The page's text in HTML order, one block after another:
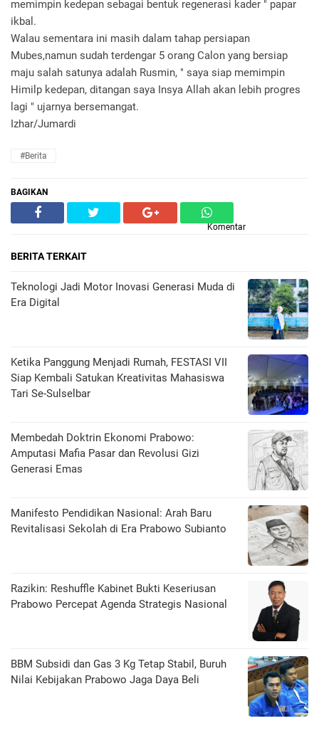
memimpin kedepan sebagai bentuk regenerasi kader " papar
ikbal.
Walau sementara ini masih dalam tahap persiapan
Mubes,namun sudah terdengar 5 orang Calon yang bersiap
maju salah satunya adalah Rusmin, " saya siap memimpin
Himilp kedepan, ditangan saya Insya Allah akan lebih progres
lagi " ujarnya bersemangat.
Izhar/Jumardi
#Berita
BAGIKAN
Komentar
BERITA TERKAIT
Teknologi Jadi Motor Inovasi Generasi Muda di
Era Digital
Ketika Panggung Menjadi Rumah, FESTASI VII
Siap Kembali Satukan Kreativitas Mahasiswa
Tari Se-Sulselbar
Membedah Doktrin Ekonomi Prabowo:
Amputasi Mafia Pasar dan Revolusi Gizi
Generasi Emas
Manifesto Pendidikan Nasional: Arah Baru
Revitalisasi Sekolah di Era Prabowo Subianto
Razikin: Reshuffle Kabinet Bukti Keseriusan
Prabowo Percepat Agenda Strategis Nasional
BBM Subsidi dan Gas 3 Kg Tetap Stabil, Buruh
Nilai Kebijakan Prabowo Jaga Daya Beli